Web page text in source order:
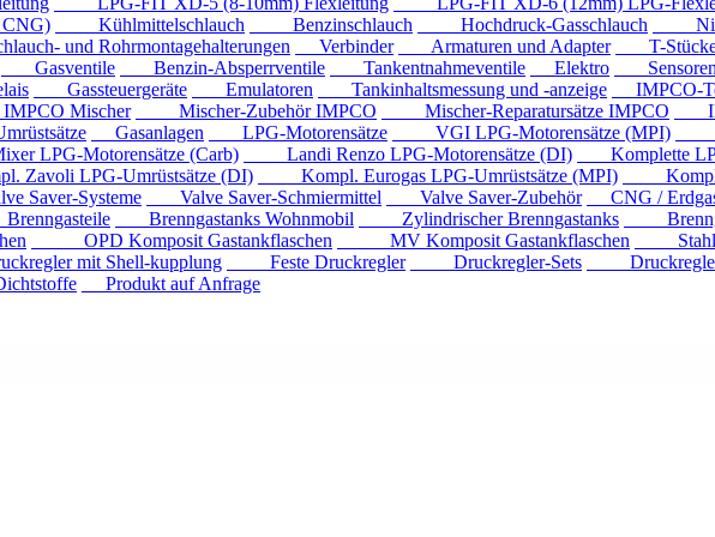
Kühlmittelschlauch Benzinschlauch Hochdruck-Gasschlauch
und Rohrmontagehalterungen Verbinder Armaturen und Adapter
T-
Gasventile Benzin-Absperrventile Tankentnahmeventile Elektro
Gassteuergeräte Emulatoren Tankinhaltsmessung und -anzeige
IMPCO-
Mischer Mischer-Zubehör IMPCO Mischer-Reparatursätze IMPCO
Gasanlagen LPG-Motorensätze VGI LPG-Motorensätze (MPI)
LPG-Motorensätze (Carb) Landi Renzo LPG-Motorensätze (DI)
Komplette
LPG-Umrüstsätze (DI) Kompl. Eurogas LPG-Umrüstsätze (MPI)
Kompl.
Saver-Systeme Valve Saver-Schmiermittel Valve Saver-Zubehör
CNG /
Brenngastanks Wohnmobil Zylindrischer Brenngastanks
OPD Komposit Gastankflaschen MV Komposit Gastankflaschen
mit Shell-kupplung Feste Druckregler Druckregler-Sets
Druckregler
Produkt auf Anfrage